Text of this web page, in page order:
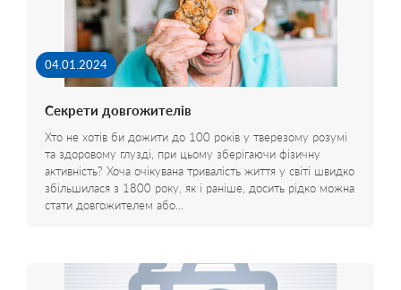
04.01.2024
Секрети довгожителів
Хто не хотів би дожити до 100 років у тверезому розумі
та здоровому глузді, при цьому зберігаючи фізичну
активність? Хоча очікувана тривалість життя у світі швидко
збільшилася з 1800 року, як і раніше, досить рідко можна
стати довгожителем або…